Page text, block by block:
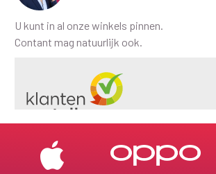
U kunt in al onze winkels pinnen.
Contant mag natuurlijk ook.